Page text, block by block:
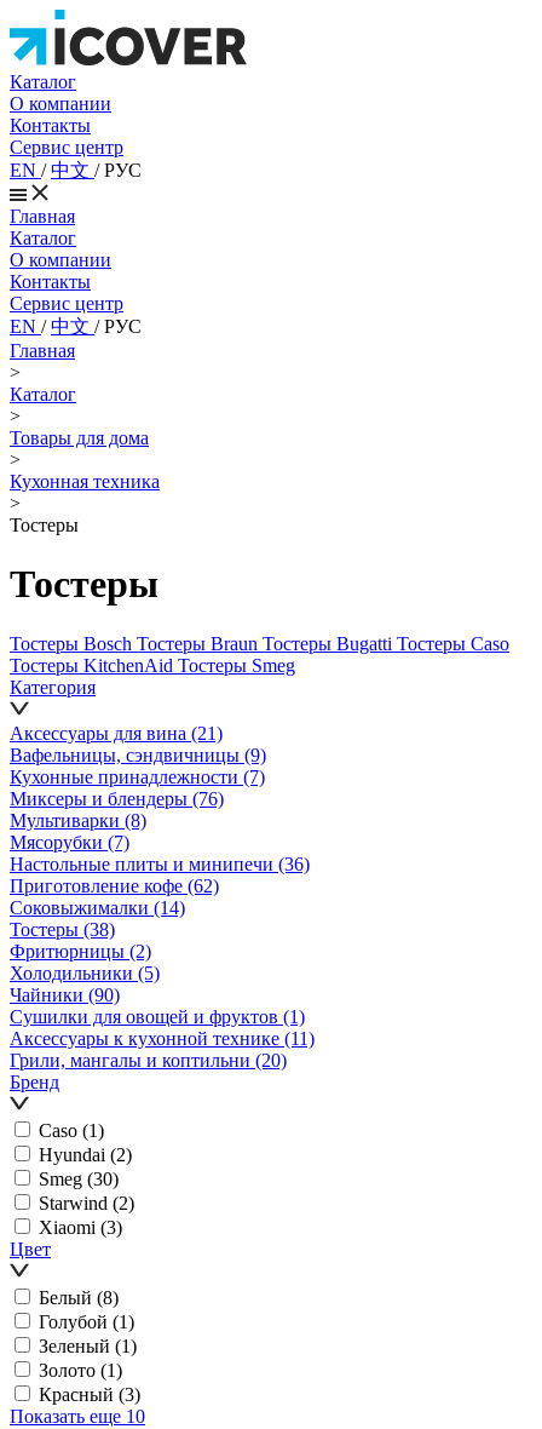
Каталог
О компании
Контакты
Сервис центр
EN /中文 /РУС
Главная
Каталог
О компании
Контакты
Сервис центр
EN /中文 /РУС
Главная
>
Каталог
>
Товары для дома
>
Кухонная техника
>
Тостеры
Тостеры
Тостеры Bosch Тостеры Braun Тостеры Bugatti Тостеры Caso
Тостеры KitchenAid Тостеры Smeg
Категория
Аксессуары для вина (21)
Вафельницы, сэндвичницы (9)
Кухонные принадлежности (7)
Миксеры и блендеры (76)
Мультиварки (8)
Мясорубки (7)
Настольные плиты и минипечи (36)
Приготовление кофе (62)
Соковыжималки (14)
Тостеры (38)
Фритюрницы (2)
Холодильники (5)
Чайники (90)
Сушилки для овощей и фруктов (1)
Аксессуары к кухонной технике (11)
Грили, мангалы и коптильни (20)
Бренд
Caso (1)
Hyundai (2)
Smeg (30)
Starwind (2)
Xiaomi (3)
Цвет
Белый (8)
Голубой (1)
Зеленый (1)
Золото (1)
Красный (3)
Показать еще 10